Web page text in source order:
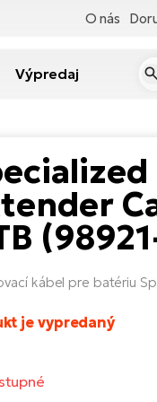
O nás
Výpredaj
kábel pre batériu
je vypredaný